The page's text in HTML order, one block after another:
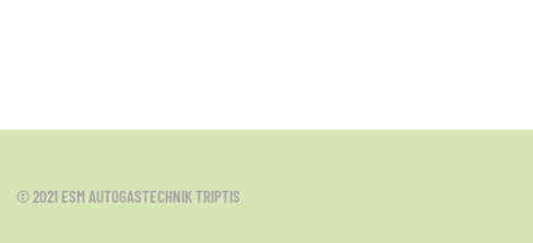
© 2021 ESM AUTOGASTECHNIK TRIPTIS